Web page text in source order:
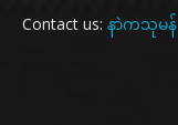
Contact us: နာဲကသုမန်